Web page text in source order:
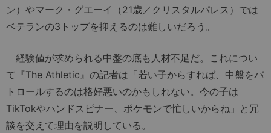
ン）やマーク・グエーイ（21歳／クリスタルパレス）では
ベテランの3トップを抑えるのは難しいだろう。
経験値が求められる中盤の底も人材不足だ。これについ
て『The Athletic』の記者は「若い子からすれば、中盤をパ
トロールするのは格好悪いのかもしれない。今の子は
TikTokやハンドスピナー、ポケモンで忙しいからね」と冗
談を交えて理由を説明している。